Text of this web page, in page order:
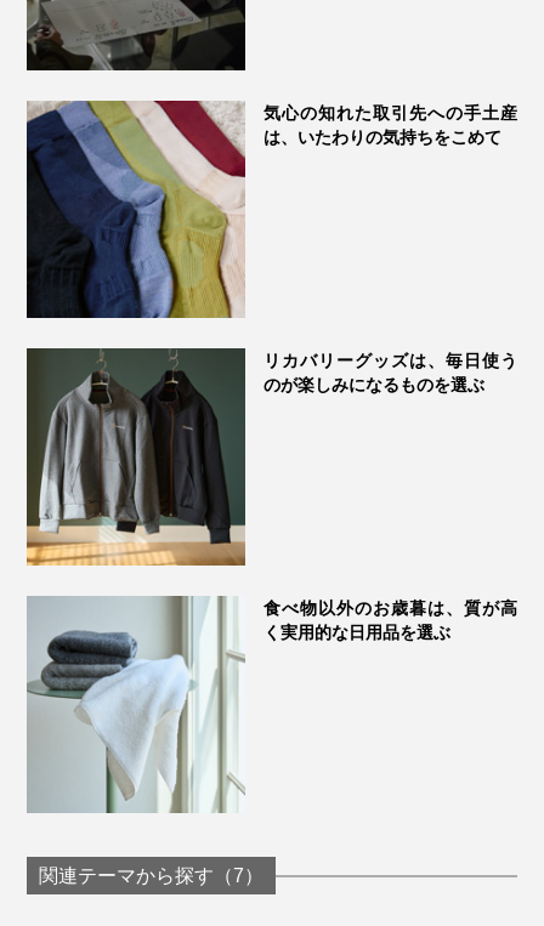
っていません。
あなたも、元気においしく呑み続けられるカラダを手に
入れてください。
気心の知れた取引先への手土産
は、いたわりの気持ちをこめて
リカバリーグッズは、毎日使う
のが楽しみになるものを選ぶ
食べ物以外のお歳暮は、質が高
く実用的な日用品を選ぶ
関連テーマから探す（7）